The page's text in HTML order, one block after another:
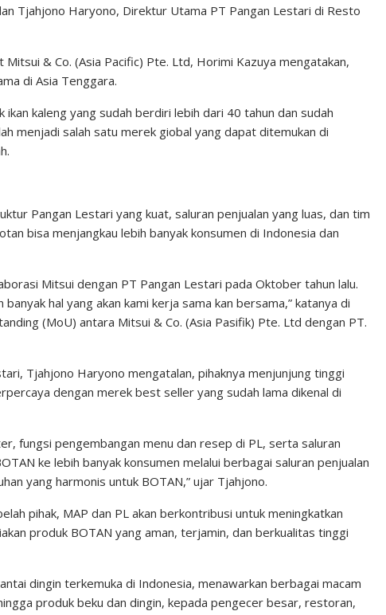
Tjahjono Haryono, Direktur Utama PT Pangan Lestari di Resto
& Co. (Asia Pacific) Pte. Ltd, Horimi Kazuya mengatakan,
di Asia Tenggara.
kaleng yang sudah berdiri lebih dari 40 tahun dan sudah
menjadi salah satu merek giobal yang dapat ditemukan di
Pangan Lestari yang kuat, saluran penjualan yang luas, dan tim
bisa menjangkau lebih banyak konsumen di Indonesia dan
Mitsui dengan PT Pangan Lestari pada Oktober tahun lalu.
hal yang akan kami kerja sama kan bersama,” katanya di
(MoU) antara Mitsui & Co. (Asia Pasifik) Pte. Ltd dengan PT.
Tjahjono Haryono mengatalan, pihaknya menjunjung tinggi
dengan merek best seller yang sudah lama dikenal di
fungsi pengembangan menu dan resep di PL, serta saluran
ke lebih banyak konsumen melalui berbagai saluran penjualan
yang harmonis untuk BOTAN,” ujar Tjahjono.
pihak, MAP dan PL akan berkontribusi untuk meningkatkan
produk BOTAN yang aman, terjamin, dan berkualitas tinggi
dingin terkemuka di Indonesia, menawarkan berbagai macam
produk beku dan dingin, kepada pengecer besar, restoran,